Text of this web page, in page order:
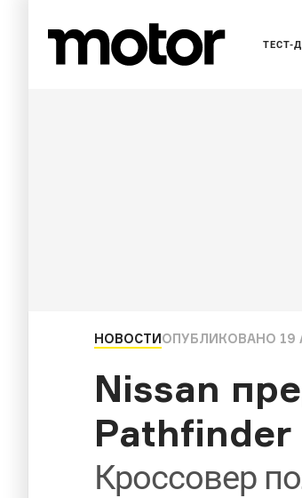
ТЕСТ-
НОВОСТИОПУБЛИКОВАНО 19
Nissan
Pathfinder
Кроссовер